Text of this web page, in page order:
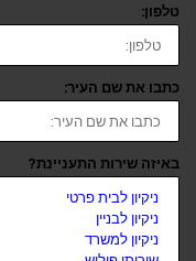
טלפון:
כתבו את שם העיר:
באיזה שירות התעניינת?